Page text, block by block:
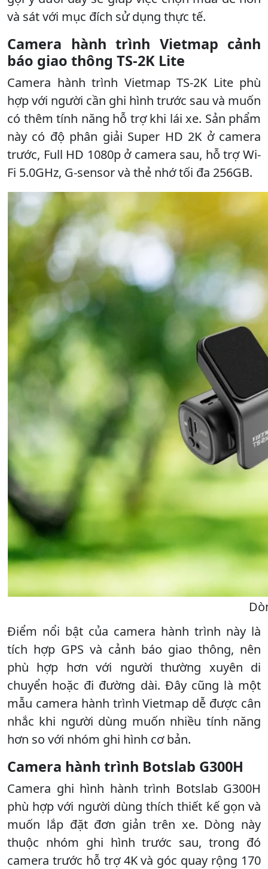
và sát với mục đích sử dụng thực tế.
Camera hành trình Vietmap cảnh
báo giao thông TS-2K Lite
Camera hành trình Vietmap TS-2K Lite phù
hợp với người cần ghi hình trước sau và muốn
có thêm tính năng hỗ trợ khi lái xe. Sản phẩm
này có độ phân giải Super HD 2K ở camera
trước, Full HD 1080p ở camera sau, hỗ trợ Wi-
Fi 5.0GHz, G-sensor và thẻ nhớ tối đa 256GB.
Điểm nổi bật của camera hành trình này là
tích hợp GPS và cảnh báo giao thông, nên
phù hợp hơn với người thường xuyên di
chuyển hoặc đi đường dài. Đây cũng là một
mẫu camera hành trình Vietmap dễ được cân
nhắc khi người dùng muốn nhiều tính năng
hơn so với nhóm ghi hình cơ bản.
Camera hành trình Botslab G300H
Camera ghi hình hành trình Botslab G300H
phù hợp với người dùng thích thiết kế gọn và
muốn lắp đặt đơn giản trên xe. Dòng này
thuộc nhóm ghi hình trước sau, trong đó
camera trước hỗ trợ 4K và góc quay rộng 170